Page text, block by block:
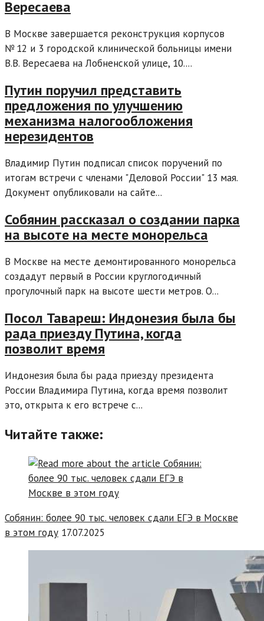
Вересаева
В Москве завершается реконструкция корпусов
№ 12 и 3 городской клинической больницы имени
В.В. Вересаева на Лобненской улице, 10....
Путин поручил представить
предложения по улучшению
механизма налогообложения
нерезидентов
Владимир Путин подписал список поручений по
итогам встречи с членами "Деловой России" 13 мая.
Документ опубликовали на сайте...
Собянин рассказал о создании парка
на высоте на месте монорельса
В Москве на месте демонтированного монорельса
создадут первый в России круглогодичный
прогулочный парк на высоте шести метров. О...
Посол Тавареш: Индонезия была бы
рада приезду Путина, когда
позволит время
Индонезия была бы рада приезду президента
России Владимира Путина, когда время позволит
это, открыта к его встрече с...
Читайте также:
Собянин: более 90 тыс. человек сдали ЕГЭ в Москве
в этом году 17.07.2025